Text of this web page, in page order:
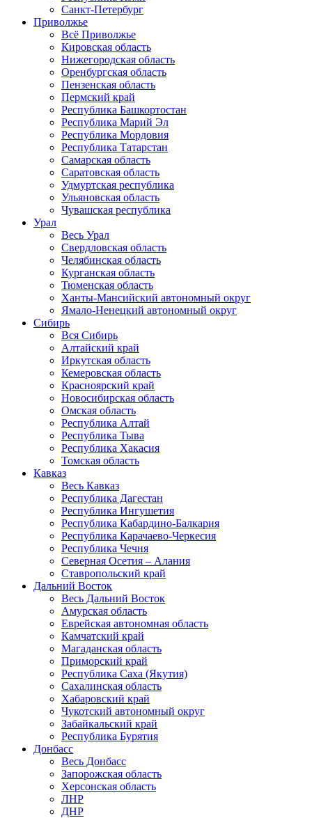
Санкт-Петербург
Приволжье
Всё Приволжье
Кировская область
Нижегородская область
Оренбургская область
Пензенская область
Пермский край
Республика Башкортостан
Республика Марий Эл
Республика Мордовия
Республика Татарстан
Самарская область
Саратовская область
Удмуртская республика
Ульяновская область
Чувашская республика
Урал
Весь Урал
Свердловская область
Челябинская область
Курганская область
Тюменская область
Ханты-Мансийский автономный округ
Ямало-Ненецкий автономный округ
Сибирь
Вся Сибирь
Алтайский край
Иркутская область
Кемеровская область
Красноярский край
Новосибирская область
Омская область
Республика Алтай
Республика Тыва
Республика Хакасия
Томская область
Кавказ
Весь Кавказ
Республика Дагестан
Республика Ингушетия
Республика Кабардино-Балкария
Республика Карачаево-Черкесия
Республика Чечня
Северная Осетия – Алания
Ставропольский край
Дальний Восток
Весь Дальний Восток
Амурская область
Еврейская автономная область
Камчатский край
Магаданская область
Приморский край
Республика Саха (Якутия)
Сахалинская область
Хабаровский край
Чукотский автономный округ
Забайкальский край
Республика Бурятия
Донбасс
Весь Донбасс
Запорожская область
Херсонская область
ЛНР
ДНР